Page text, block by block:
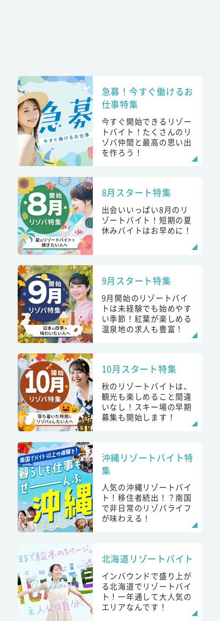
急募！今すぐ働けるお
仕事特集
今すぐ開始できるリゾー
トバイト！たくさんのリ
ゾバ仲間と最高の思い出
を作ろう！
8月スタート特集
出会いいっぱい8月のリ
ゾートバイト！短期の夏
休みバイトはお早めに！
9月スタート特集
9月開始のリゾートバイ
トは未経験でも始めやす
い季節！紅葉が楽しめる
温泉地の求人も豊富！
10月スタート特集
秋のリゾートバイトは、
観光も楽しめること間違
いなし！スキー場の早期
募集も開始します！
沖縄リゾートバイト特
集
人気の沖縄リゾートバイ
ト！移住者続出！？南国
で非日常のリゾバライフ
が味わえる！
北海道リゾートバイト
インバウンドで盛り上が
る北海道でリゾートバイ
ト！一年通して大人気の
エリアなんです！